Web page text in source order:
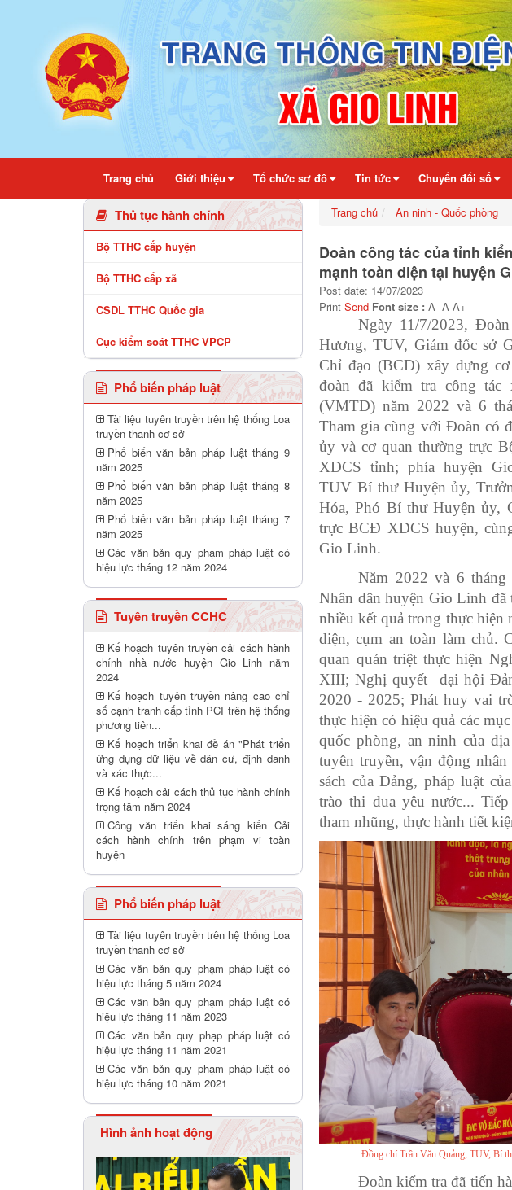
Chi tiết bài viết - Xã Gio Linh
Trang chủ Giới thiệu Tổ chức sơ đồ Tin tức Chuyển đổi số
Thủ tục hành chính
Bộ TTHC cấp huyện
Bộ TTHC cấp xã
CSDL TTHC Quốc gia
Cục kiểm soát TTHC VPCP
Phổ biến pháp luật
Tài liệu tuyên truyền trên hệ thống Loa
truyền thanh cơ sở
Phổ biến văn bản pháp luật tháng 9
năm 2025
Phổ biến văn bản pháp luật tháng 8
năm 2025
Phổ biến văn bản pháp luật tháng 7
năm 2025
Các văn bản quy phạm pháp luật có
hiệu lực tháng 12 năm 2024
Tuyên truyền CCHC
Kế hoạch tuyên truyền cải cách hành
chính nhà nước huyện Gio Linh năm
2024
Kế hoạch tuyên truyền nâng cao chỉ
số cạnh tranh cấp tỉnh PCI trên hệ thống
phương tiên...
Kế hoạch triển khai đề án "Phát triển
ứng dụng dữ liệu về dân cư, định danh
và xác thực...
Kế hoạch cải cách thủ tục hành chính
trọng tâm năm 2024
Công văn triển khai sáng kiến Cải
cách hành chính trên phạm vi toàn
huyện
Phổ biến pháp luật
Tài liệu tuyên truyền trên hệ thống Loa
truyền thanh cơ sở
Các văn bản quy phạm pháp luật có
hiệu lực tháng 5 năm 2024
Các văn bản quy phạm pháp luật có
hiệu lực tháng 11 năm 2023
Các văn bản quy phạp pháp luật có
hiệu lực tháng 11 năm 2021
Các văn bản quy phạm pháp luật có
hiệu lực tháng 10 năm 2021
Hình ảnh hoạt động
Trang chủ An ninh - Quốc phòng
Doàn công tác của tỉnh
mạnh toàn diện tại huyện
Post date: 14/07/2023
Print Send Font size : A- A A+
Ngày 11/7/2023,
Hương, TUV, Giám đốc sở
Chỉ đạo (BCĐ) xây dựng
đoàn đã kiểm tra công
(VMTD) năm 2022 và 6
Tham gia cùng với Đoàn có
ủy và cơ quan thường trực
XDCS tỉnh; phía huyện
TUV Bí thư Huyện ủy,
Hóa, Phó Bí thư Huyện ủy,
trực BCĐ XDCS huyện,
Gio Linh.
Năm 2022 và 6
Nhân dân huyện Gio Linh đã
nhiều kết quả trong thực hiện
diện, cụm an toàn làm chủ.
quan quán triệt thực hiện
XIII; Nghị quyết đại hội
2020 - 2025; Phát huy vai
thực hiện có hiệu quả các
quốc phòng, an ninh của
tuyên truyền, vận động
sách của Đảng, pháp luật
trào thi đua yêu nước...
tham nhũng, thực hành tiết
Đồng chí Trần Văn Quảng, TUV, Bí
Đoàn kiểm tra đã tiến